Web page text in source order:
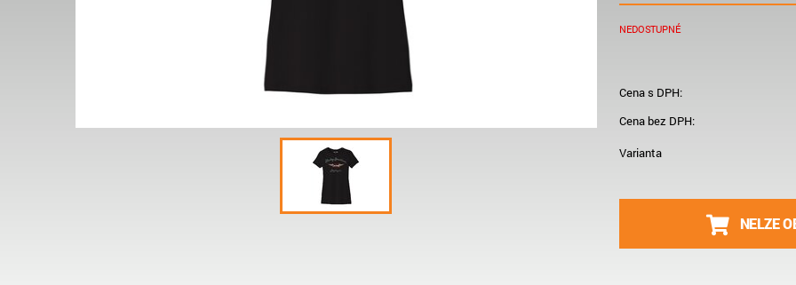
NEDOSTUPNÉ
Cena s DPH:
Cena bez DPH:
Varianta
NELZE